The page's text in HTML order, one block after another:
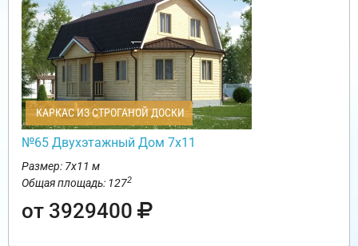
КАРКАС ИЗ СТРОГАНОЙ ДОСКИ
№65 Двухэтажный Дом 7х11
Размер: 7х11 м
Общая площадь: 1272
от 3929400